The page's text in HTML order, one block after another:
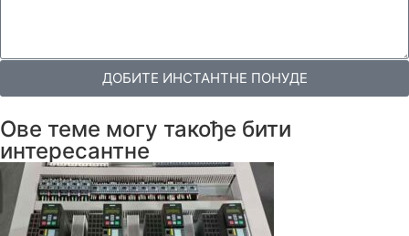
ДОБИТЕ ИНСТАНТНЕ ПОНУДЕ
Ове теме могу такође бити
интересантне